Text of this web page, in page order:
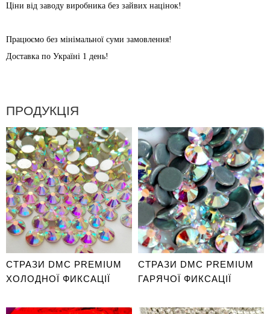
Ціни від заводу виробника без зайвих націнок!
Працюємо без мінімальної суми замовлення!
Доставка по Україні 1 день!
ПРОДУКЦІЯ
СТРАЗИ DMC PREMIUM
ХОЛОДНОЇ ФИКСАЦІЇ
СТРАЗИ DMC PREMIUM
ГАРЯЧОЇ ФИКСАЦІЇ